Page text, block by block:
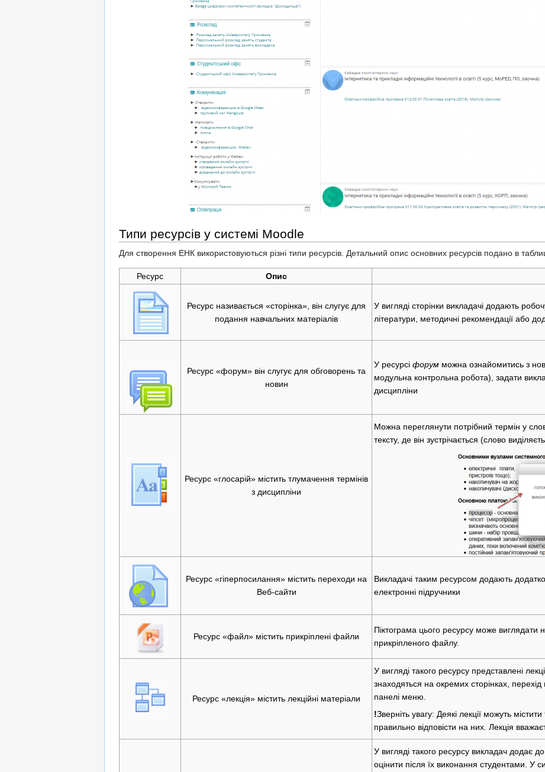
Типи ресурсів у системі Moodle
Для створення ЕНК використовуються різні типи ресурсів. Детальний опис основних ресурсів подано в
Ресурс Опис
Ресурс називається «сторінка», він слугує для
подання навчальних матеріалів
У вигляді сторінки викладачі додають
літератури, методичні рекомендації або
Ресурс «форум» він слугує для обговорень та
новин
У ресурсі форум можна ознайомитись з
модульна контрольна робота), задати
дисципліни
Ресурс «глосарій» містить тлумачення термінів
з дисципліни
Можна переглянути потрібний термін у
тексту, де він зустрічається (слово
Ресурс «гіперпосилання» містить переходи на
Веб-сайти
Викладачі таким ресурсом додають
електронні підручники
Ресурс «файл» містить прикріплені файли
Піктограма цього ресурсу може виглядати
прикріпленого файлу.
Ресурс «лекція» містить лекційні матеріали
У вигляді такого ресурсу представлені
знаходяться на окремих сторінках,
панелі меню.
!Зверніть увагу: Деякі лекції можуть
правильно відповісти на них. Лекція
У вигляді такого ресурсу викладач додає
оцінити після їх виконання студентами. У